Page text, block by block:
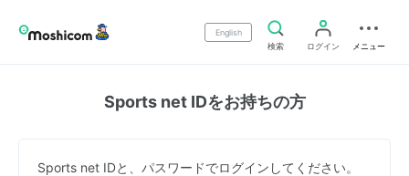
English
検索
ログイン メニュー
Sports net IDをお持ちの方
Sports net IDと、パスワードでログインしてください。